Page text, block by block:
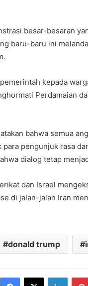
besar-besaran
baru-baru ini
kepada
Perdamaian
bahwa semua
pengunjuk rasa
dialog tetap
dan Israel
di jalan-jalan Iran
donald trump
Facebook
X